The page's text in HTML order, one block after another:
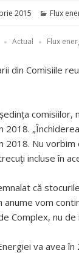
2015 Flux
Actual Flux
din Comisiile
comisiilor,
2018.
2018. Nu
incluse în
că
anume vom
Complex, nu
va avea